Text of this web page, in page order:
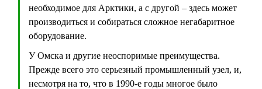
необходимое для Арктики, а с другой – здесь может
производиться и собираться сложное негабаритное
оборудование.
У Омска и другие неоспоримые преимущества.
Прежде всего это серьезный промышленный узел, и,
несмотря на то, что в 1990-е годы многое было